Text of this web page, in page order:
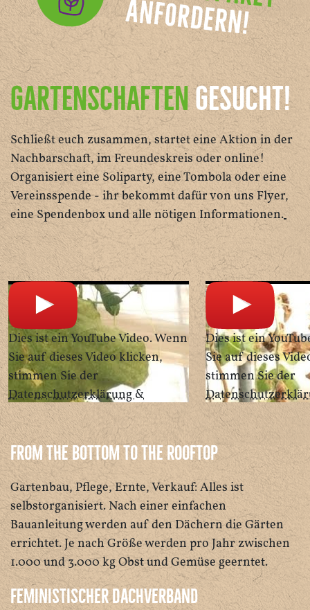
GARTENSCHAFTENGESUCHT!
Schließt euch zusammen, startet eine Aktion in der
Nachbarschaft, im Freundeskreis oder online!
Organisiert eine Soliparty, eine Tombola oder eine
Vereinsspende - ihr bekommt dafür von uns Flyer,
eine Spendenbox und alle nötigen Informationen.
Dies ist ein YouTube Video. Wenn
Sie auf dieses Video klicken,
stimmen Sie der
Datenschutzerklärung &
Nutzungsbedingungenvon
Google zu. Außerdem stimmen
Sie unserer
Datenschutzrichtlinie
zu.
Dies ist ein
Sie auf dieses
stimmen Sie der
Google zu.
Sie unserer
From the bottom to the rooftop
Gartenbau, Pflege, Ernte, Verkauf: Alles ist
selbstorganisiert. Nach einer einfachen
Bauanleitung werden auf den Dächern die Gärten
errichtet. Je nach Größe werden pro Jahr zwischen
1.000 und 3.000 kg Obst und Gemüse geerntet.
Feministischer Dachverband